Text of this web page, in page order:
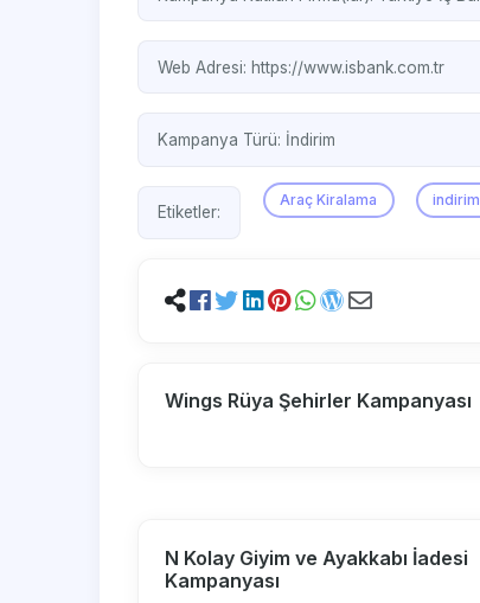
Web Adresi: https://www.isbank.com.tr
Kampanya Türü: İndirim
Etiketler:
Araç Kiralama indirim
Wings Rüya Şehirler Kampanyası
N Kolay Giyim ve Ayakkabı İadesi
Kampanyası